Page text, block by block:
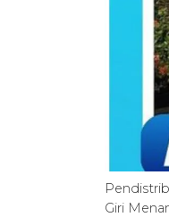
Giri